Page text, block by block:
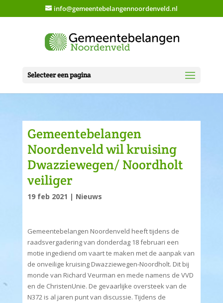
info@gemeentebelangennoordenveld.nl
Selecteer een pagina
Gemeentebelangen
Noordenveld wil kruising
Dwazziewegen/ Noordholt
veiliger
19 feb 2021 | Nieuws
Gemeentebelangen Noordenveld heeft tijdens de
raadsvergadering van donderdag 18 februari een
motie ingediend om vaart te maken met de aanpak van
de onveilige kruising Dwazziewegen-Noordholt. Dit bij
monde van Richard Veurman en mede namens de VVD
en de ChristenUnie. De gevaarlijke oversteek van de
N372 is al jaren punt van discussie. Tijdens de